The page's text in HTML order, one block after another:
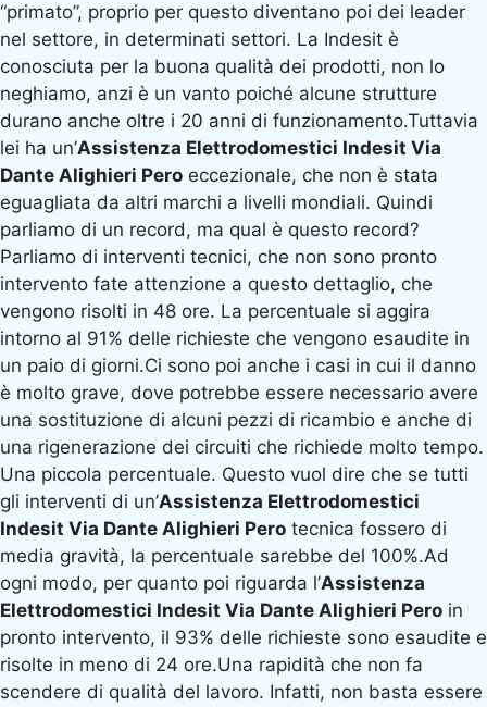
“primato”, proprio per questo diventano poi dei leader
nel settore, in determinati settori. La Indesit è
conosciuta per la buona qualità dei prodotti, non lo
neghiamo, anzi è un vanto poiché alcune strutture
durano anche oltre i 20 anni di funzionamento.Tuttavia
lei ha un’Assistenza Elettrodomestici Indesit Via
Dante Alighieri Pero eccezionale, che non è stata
eguagliata da altri marchi a livelli mondiali. Quindi
parliamo di un record, ma qual è questo record?
Parliamo di interventi tecnici, che non sono pronto
intervento fate attenzione a questo dettaglio, che
vengono risolti in 48 ore. La percentuale si aggira
intorno al 91% delle richieste che vengono esaudite in
un paio di giorni.Ci sono poi anche i casi in cui il danno
è molto grave, dove potrebbe essere necessario avere
una sostituzione di alcuni pezzi di ricambio e anche di
una rigenerazione dei circuiti che richiede molto tempo.
Una piccola percentuale. Questo vuol dire che se tutti
gli interventi di un’Assistenza Elettrodomestici
Indesit Via Dante Alighieri Pero tecnica fossero di
media gravità, la percentuale sarebbe del 100%.Ad
ogni modo, per quanto poi riguarda l’Assistenza
Elettrodomestici Indesit Via Dante Alighieri Pero in
pronto intervento, il 93% delle richieste sono esaudite e
risolte in meno di 24 ore.Una rapidità che non fa
scendere di qualità del lavoro. Infatti, non basta essere